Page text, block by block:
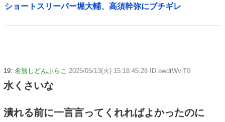
ショートスリーパー堀大輔、高須幹弥にブチギレ
19: 名無しどんぶらこ 2025/05/13(火) 15:18:45.28 ID:ewdtWviT0
水くさいな
潰れる前に一言言ってくれればよかったのに